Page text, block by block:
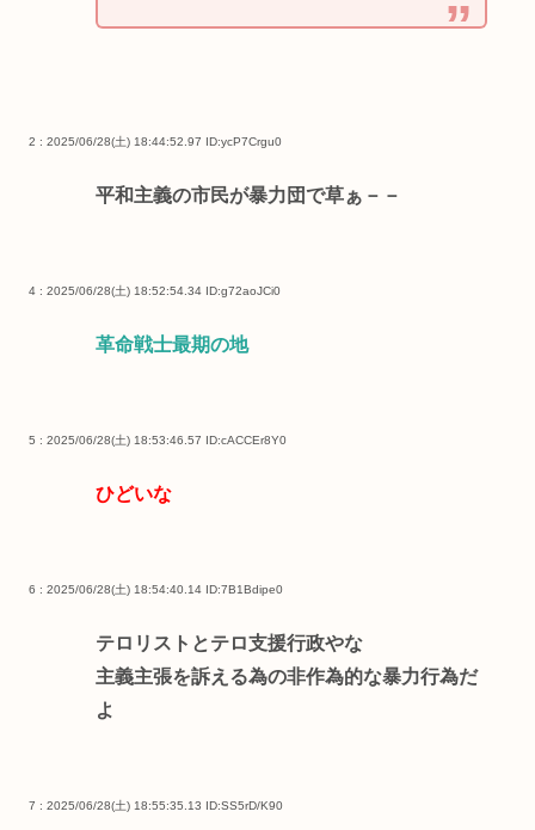
2 : 2025/06/28(土) 18:44:52.97 ID:ycP7Crgu0
平和主義の市民が暴力団で草ぁ－－
4 : 2025/06/28(土) 18:52:54.34 ID:g72aoJCi0
革命戦士最期の地
5 : 2025/06/28(土) 18:53:46.57 ID:cACCEr8Y0
ひどいな
6 : 2025/06/28(土) 18:54:40.14 ID:7B1Bdipe0
テロリストとテロ支援行政やな
主義主張を訴える為の非作為的な暴力行為だ
よ
7 : 2025/06/28(土) 18:55:35.13 ID:SS5rD/K90